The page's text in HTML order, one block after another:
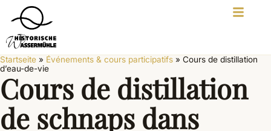
Startseite » Événements & cours participatifs » Cours de distillation
d’eau-de-vie
Cours de distillation
de schnaps dans